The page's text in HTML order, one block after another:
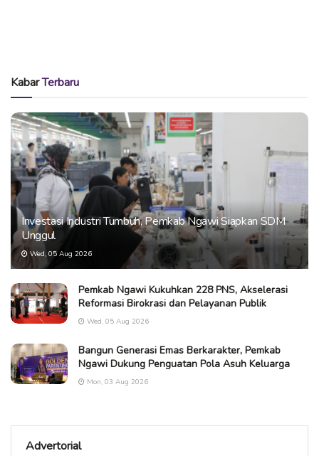
KabarTerbaru
Investasi Industri Tumbuh, Pemkab Ngawi Siapkan SDM
Unggul
Wed, 05 Aug 2026
Pemkab Ngawi Kukuhkan 228 PNS, Akselerasi
Reformasi Birokrasi dan Pelayanan Publik
Wed, 05 Aug 2026
Bangun Generasi Emas Berkarakter, Pemkab
Ngawi Dukung Penguatan Pola Asuh Keluarga
Mon, 03 Aug 2026
Advertorial